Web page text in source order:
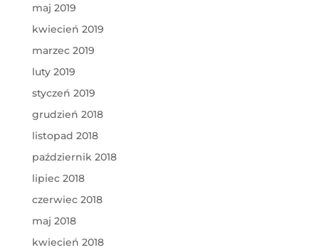
maj 2019
kwiecień 2019
marzec 2019
luty 2019
styczeń 2019
grudzień 2018
listopad 2018
październik 2018
lipiec 2018
czerwiec 2018
maj 2018
kwiecień 2018